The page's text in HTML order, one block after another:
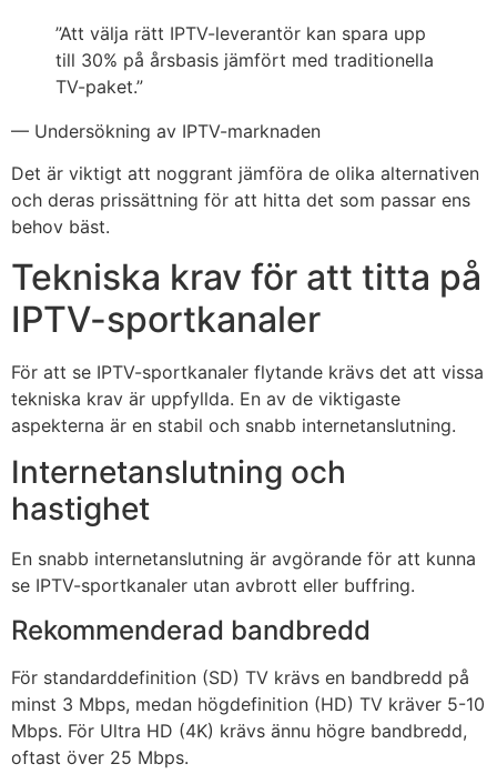
”Att välja rätt IPTV-leverantör kan spara upp
till 30% på årsbasis jämfört med traditionella
TV-paket.”
— Undersökning av IPTV-marknaden
Det är viktigt att noggrant jämföra de olika alternativen
och deras prissättning för att hitta det som passar ens
behov bäst.
Tekniska krav för att titta på
IPTV-sportkanaler
För att se IPTV-sportkanaler flytande krävs det att vissa
tekniska krav är uppfyllda. En av de viktigaste
aspekterna är en stabil och snabb internetanslutning.
Internetanslutning och
hastighet
En snabb internetanslutning är avgörande för att kunna
se IPTV-sportkanaler utan avbrott eller buffring.
Rekommenderad bandbredd
För standarddefinition (SD) TV krävs en bandbredd på
minst 3 Mbps, medan högdefinition (HD) TV kräver 5-10
Mbps. För Ultra HD (4K) krävs ännu högre bandbredd,
oftast över 25 Mbps.